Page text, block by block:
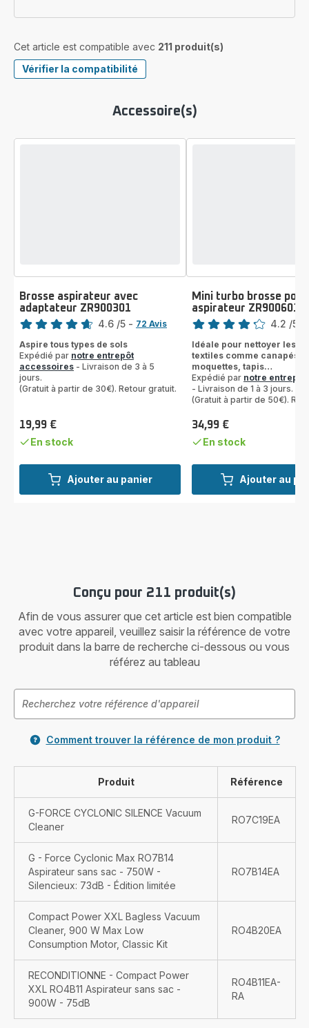
Cet article est compatible avec 211 produit(s)
Vérifier la compatibilité
Accessoire(s)
Ajouter au panier
Brosse aspirateur avec
adaptateur ZR900301
Note
4.6 /5 - 72 Avis
Aspire tous types de sols
Expédié par notre entrepôt
accessoires - Livraison de 3 à 5
jours.
(Gratuit à partir de 30€). Retour gratuit.
Prix
19,99 €
En stock
Ajouter au
Mini turbo brosse pour
aspirateur ZR900601
Note
4.2 /5
Idéale pour nettoyer les
textiles comme canapés,
moquettes, tapis…
Expédié par notre entrepôt
- Livraison de 1 à 3 jours.
(Gratuit à partir de 50€).
Prix
34,99 €
En stock
Conçu pour 211 produit(s)
Afin de vous assurer que cet article est bien compatible
avec votre appareil, veuillez saisir la référence de votre
produit dans la barre de recherche ci-dessous ou vous
référez au tableau
Comment trouver la référence de mon produit ?
Produit Référence
G-FORCE CYCLONIC SILENCE Vacuum
Cleaner
RO7C19EA
G - Force Cyclonic Max RO7B14
Aspirateur sans sac - 750W -
Silencieux: 73dB - Édition limitée
RO7B14EA
Compact Power XXL Bagless Vacuum
Cleaner, 900 W Max Low
Consumption Motor, Classic Kit
RO4B20EA
RECONDITIONNE - Compact Power
XXL RO4B11 Aspirateur sans sac -
900W - 75dB
RO4B11EA-
RA